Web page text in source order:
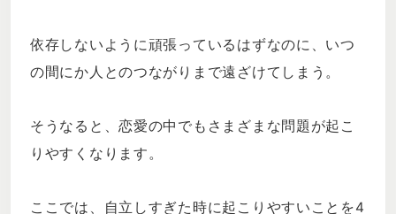
依存しないように頑張っているはずなのに、いつ
の間にか人とのつながりまで遠ざけてしまう。
そうなると、恋愛の中でもさまざまな問題が起こ
りやすくなります。
ここでは、自立しすぎた時に起こりやすいことを4